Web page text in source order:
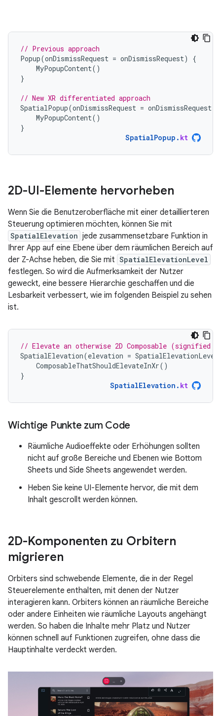
// Previous approach
Popup(onDismissRequest = onDismissRequest)
{
MyPopupContent()
}
// New XR differentiated approach
SpatialPopup(onDismissRequest = onDismissRequest
MyPopupContent()
}
SpatialPopup . kt
2D-UI-Elemente hervorheben
Wenn Sie die Benutzeroberfläche mit einer detaillierteren
Steuerung optimieren möchten, können Sie mit
SpatialElevation jede zusammensetzbare Funktion in
Ihrer App auf eine Ebene über dem räumlichen Bereich auf
der Z-Achse heben, die Sie mit SpatialElevationLevel
festlegen. So wird die Aufmerksamkeit der Nutzer
geweckt, eine bessere Hierarchie geschaffen und die
Lesbarkeit verbessert, wie im folgenden Beispiel zu sehen
ist.
// Elevate an otherwise 2D Composable (signified
SpatialElevation(elevation = SpatialElevationLevel
ComposableThatShouldElevateInXr()
}
SpatialElevation . kt
Wichtige Punkte zum Code
Räumliche Audioeffekte oder Erhöhungen sollten
nicht auf große Bereiche und Ebenen wie Bottom
Sheets und Side Sheets angewendet werden.
Heben Sie keine UI-Elemente hervor, die mit dem
Inhalt gescrollt werden können.
2D-Komponenten zu Orbitern
migrieren
Orbiters sind schwebende Elemente, die in der Regel
Steuerelemente enthalten, mit denen der Nutzer
interagieren kann. Orbiters können an räumliche Bereiche
oder andere Einheiten wie räumliche Layouts angehängt
werden. So haben die Inhalte mehr Platz und Nutzer
können schnell auf Funktionen zugreifen, ohne dass die
Hauptinhalte verdeckt werden.